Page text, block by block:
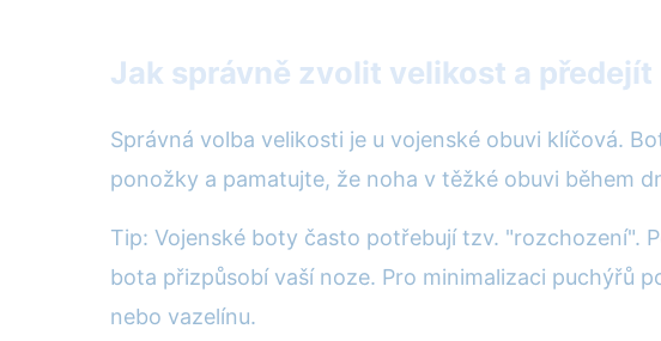
Jak správně zvolit velikost a
Správná volba velikosti je u vojenské obuvi klíčová.
ponožky a pamatujte, že noha v těžké obuvi během
Tip: Vojenské boty často potřebují tzv. "rozchození".
bota přizpůsobí vaší noze. Pro minimalizaci puchýřů
nebo vazelínu.